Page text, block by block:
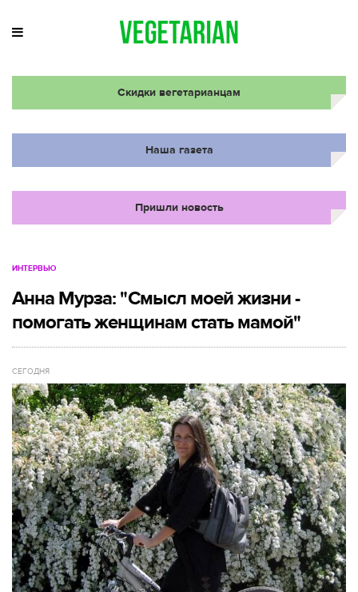
Скидки вегетарианцам
Наша газета
Пришли новость
ИНТЕРВЬЮ
Анна Мурза: "Смысл моей жизни -
помогать женщинам стать мамой"
СЕГОДНЯ